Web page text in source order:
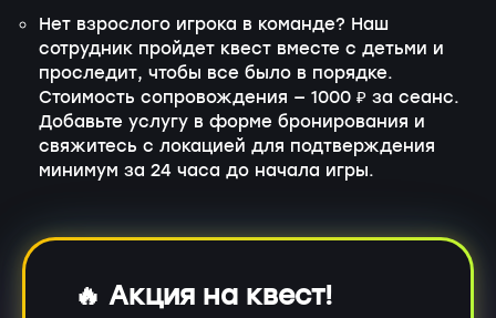
Нет взрослого игрока в команде? Наш
сотрудник пройдет квест вместе с детьми и
проследит, чтобы все было в порядке.
Стоимость сопровождения — 1000 ₽ за сеанс.
Добавьте услугу в форме бронирования и
свяжитесь с локацией для подтверждения
минимум за 24 часа до начала игры.
🔥 Акция на квест!